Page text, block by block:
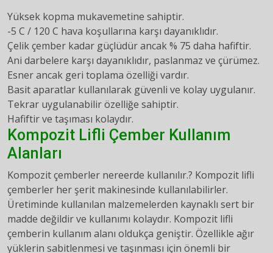
Yüksek kopma mukavemetine sahiptir.
-5 C / 120 C hava koşullarına karşı dayanıklıdır.
Çelik çember kadar güçlüdür ancak % 75 daha hafiftir.
Ani darbelere karşı dayanıklıdır, paslanmaz ve çürümez.
Esner ancak geri toplama özelliği vardır.
Basit aparatlar kullanılarak güvenli ve kolay uygulanır.
Tekrar uygulanabilir özelliğe sahiptir.
Hafiftir ve taşıması kolaydır.
Kompozit Lifli Çember Kullanım
Alanları
Kompozit çemberler nereerde kullanılır.? Kompozit lifli
çemberler her şerit makinesinde kullanılabilirler.
Üretiminde kullanılan malzemelerden kaynaklı sert bir
madde değildir ve kullanımı kolaydır. Kompozit lifli
çemberin kullanım alanı oldukça geniştir. Özellikle ağır
yüklerin sabitlenmesi ve taşınması için önemli bir